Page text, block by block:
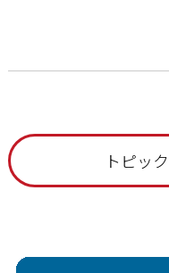
トピッ